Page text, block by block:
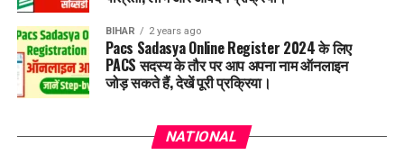
BIHAR 2 years ago
Pacs Sadasya Online Register 2024 के लिए
PACS सदस्य के तौर पर आप अपना नाम ऑनलाइन
जोड़ सकते हैं, देखें पूरी प्रक्रिया।
NATIONAL